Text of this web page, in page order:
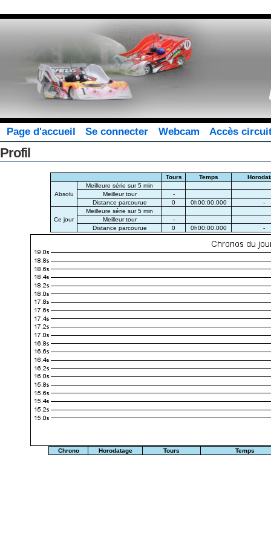
Page d'accueil Se connecter Webcam Accès
Profil
Tours Temps
Absolu
Meilleure série sur 5 min
Meilleur tour
-
Distance parcourue
0 0h00:00.000 -
Ce jour
Meilleure série sur 5 min
Meilleur tour
-
Distance parcourue
0 0h00:00.000 -
Chrono Horodatage Tours Temps